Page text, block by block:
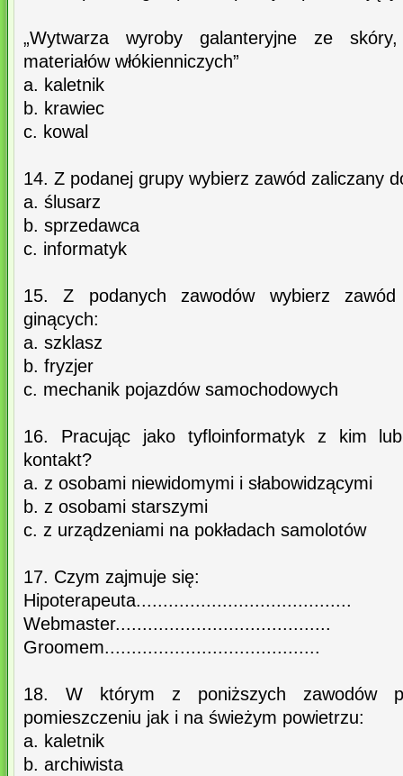
„Wytwarza wyroby galanteryjne ze
materiałów włókienniczych”
a. kaletnik
b. krawiec
c. kowal
14. Z podanej grupy wybierz zawód zaliczany
a. ślusarz
b. sprzedawca
c. informatyk
15. Z podanych zawodów wybierz
ginących:
a. szklasz
b. fryzjer
c. mechanik pojazdów samochodowych
16. Pracując jako tyfloinformatyk z kim
kontakt?
a. z osobami niewidomymi i słabowidzącymi
b. z osobami starszymi
c. z urządzeniami na pokładach samolotów
17. Czym zajmuje się:
Hipoterapeuta........................................
Webmaster........................................
Groomem........................................
18. W którym z poniższych zawodów
pomieszczeniu jak i na świeżym powietrzu:
a. kaletnik
b. archiwista